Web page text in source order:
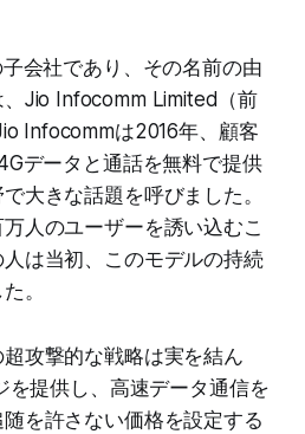
会社であり、その名前の由
Jio Infocomm Limited（前
Infocommは2016年、顧客
データと通話を無料で提供
大きな話題を呼びました。
人のユーザーを誘い込むこ
は当初、このモデルの持続
。
攻撃的な戦略は実を結ん
を提供し、高速データ通信を
を許さない価格を設定する